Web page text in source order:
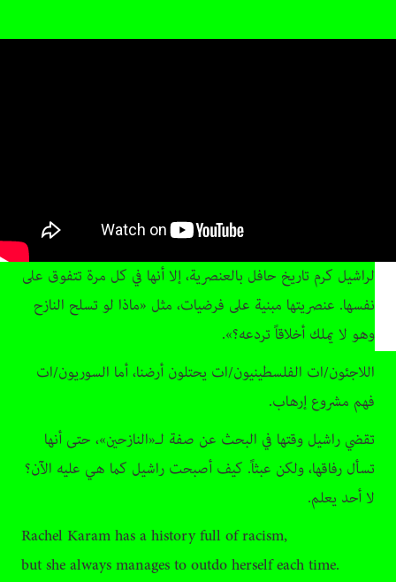
لراشيل كرم تاريخ حافل بالعنصرية، إلا أنها في كل مرة تتفوق على
نفسها. عنصريتها مبنية على فرضيات، مثل «ماذا لو تسلح النازح
وهو لا يملك أخلاقاً تردعه؟».
اللاجئون/ات الفلسطينيون/ات يحتلون أرضنا، أما السوريون/ات
فهم مشروع إرهاب.
تقضي راشيل وقتها في البحث عن صفة لـ«النازحين»، حتى أنها
تسأل رفاقها، ولكن عبثاً. كيف أصبحت راشيل كما هي عليه الآن؟
لا أحد يعلم.
Rachel Karam has a history full of racism,
but she always manages to outdo herself each time.